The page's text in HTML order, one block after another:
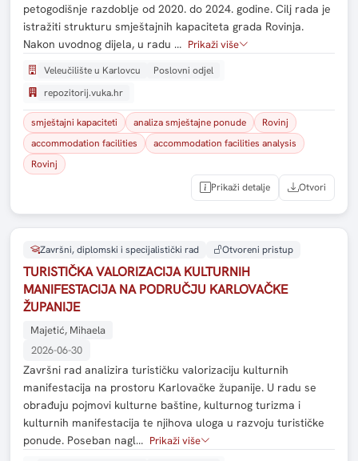
petogodišnje razdoblje od 2020. do 2024. godine. Cilj rada je
istražiti strukturu smještajnih kapaciteta grada Rovinja.
Nakon uvodnog dijela, u radu … Prikaži više
Veleučilište u Karlovcu
Poslovni odjel
repozitorij.vuka.hr
smještajni kapaciteti analiza smještajne ponude
Rovinj
accommodation facilities
accommodation facilities analysis
Rovinj
Prikaži detalje
Otvori
Završni, diplomski i specijalistički rad Otvoreni pristup
TURISTIČKA VALORIZACIJA KULTURNIH
MANIFESTACIJA NA PODRUČJU KARLOVAČKE
ŽUPANIJE
Majetić, Mihaela
2026-06-30
Završni rad analizira turističku valorizaciju kulturnih
manifestacija na prostoru Karlovačke županije. U radu se
obrađuju pojmovi kulturne baštine, kulturnog turizma i
kulturnih manifestacija te njihova uloga u razvoju turističke
ponude. Poseban nagl… Prikaži više